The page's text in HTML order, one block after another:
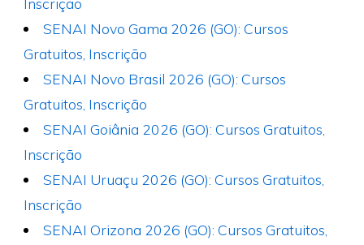
SENAI Novo Gama 2026 (GO): Cursos
Gratuitos, Inscrição
SENAI Novo Brasil 2026 (GO): Cursos
Gratuitos, Inscrição
SENAI Goiânia 2026 (GO): Cursos Gratuitos,
Inscrição
SENAI Uruaçu 2026 (GO): Cursos Gratuitos,
Inscrição
SENAI Orizona 2026 (GO): Cursos Gratuitos,